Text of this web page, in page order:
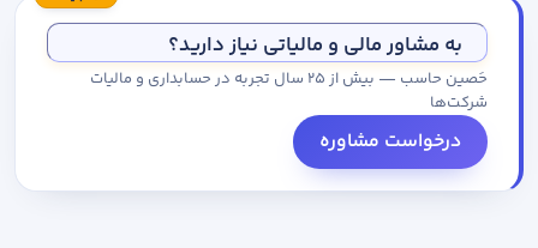
به مشاور مالی و مالیاتی نیاز دارید؟
حَصین حاسب — بیش از ۲۵ سال تجربه در حسابداری و مالیات
شرکت‌ها
درخواست مشاوره